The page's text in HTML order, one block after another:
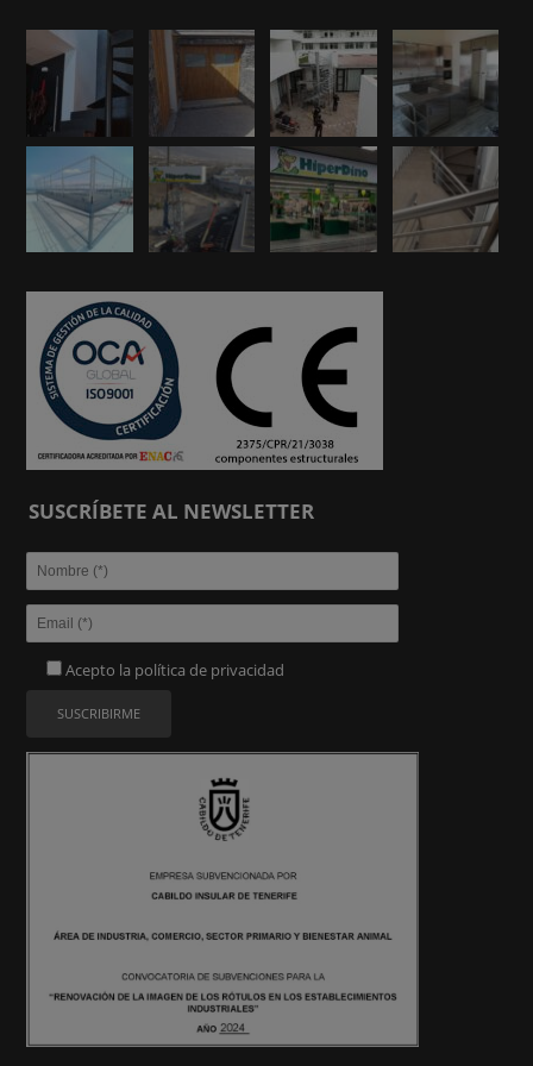
SUSCRÍBETE AL NEWSLETTER
Acepto la política de privacidad